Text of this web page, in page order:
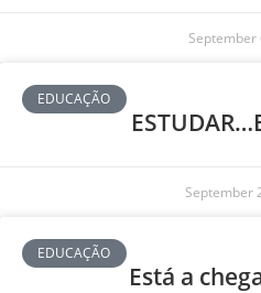
September
EDUCAÇÃO
September
EDUCAÇÃO
Está a